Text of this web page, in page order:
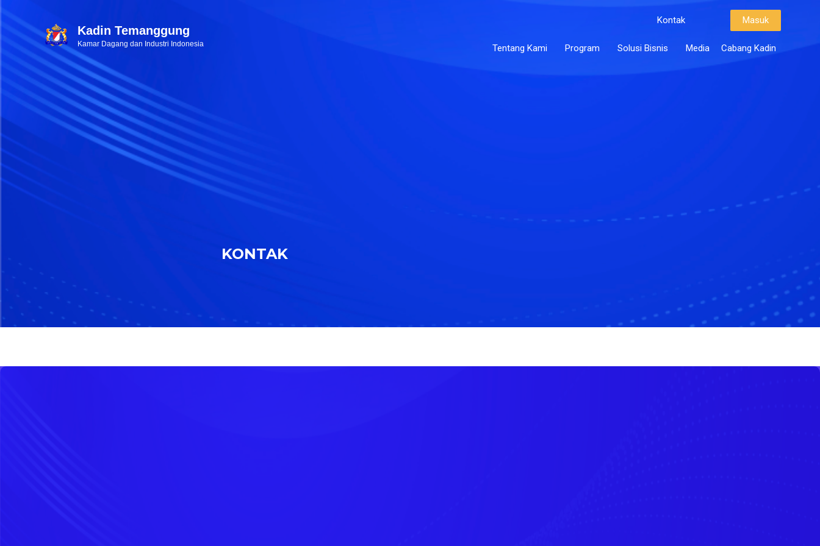
Kadin Temanggung
Kamar Dagang dan Industri Indonesia
Kontak Masuk
Tentang Kami Program Solusi Bisnis Media Cabang Kadin
KONTAK